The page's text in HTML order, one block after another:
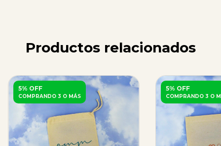
Productos relacionados
5% OFF
COMPRANDO 3 O MÁS
5% OFF
COMPRANDO 3 O